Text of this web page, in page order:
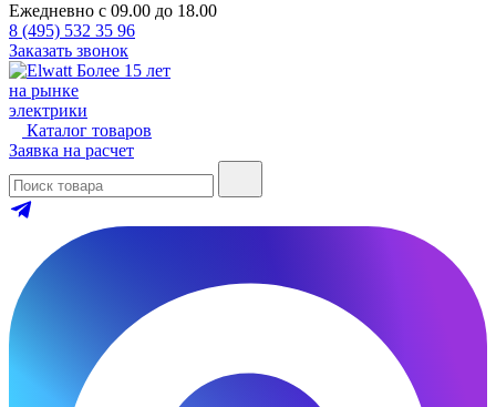
Ежедневно с 09.00 до 18.00
8 (495) 532 35 96
Заказать звонок
Более 15 лет
на рынке
электрики
Каталог товаров
Заявка на расчет